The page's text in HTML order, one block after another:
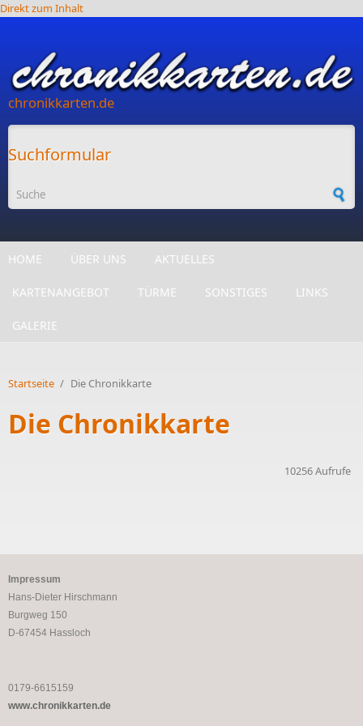
Direkt zum Inhalt
chronikkarten.de
Suchformular
HOME ÜBER UNS AKTUELLES
KARTENANGEBOT TÜRME SONSTIGES LINKS
GALERIE
Startseite / Die Chronikkarte
Die Chronikkarte
10256 Aufrufe
Impressum
Hans-Dieter Hirschmann
Burgweg 150
D-67454 Hassloch
0179-6615159
www.chronikkarten.de